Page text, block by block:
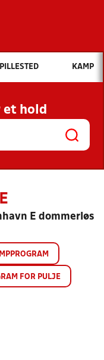
vil du søge efter?
OG NYHEDER
KLUBBER OG
KAMP
et hold
E dommerløs
FOR PULJE